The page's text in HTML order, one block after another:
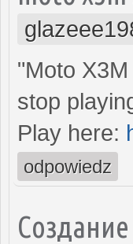
"Moto
stop
Play here:
odpowiedz